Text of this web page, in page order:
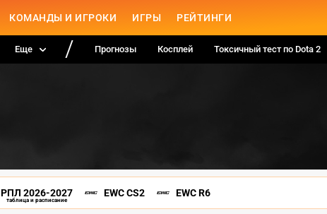
КОМАНДЫ И ИГРОКИ ИГРЫ РЕЙТИНГИ
Еще Прогнозы Косплей Токсичный тест по Dota 2
РПЛ 2026-2027
таблица и расписание
EWC CS2 EWC R6